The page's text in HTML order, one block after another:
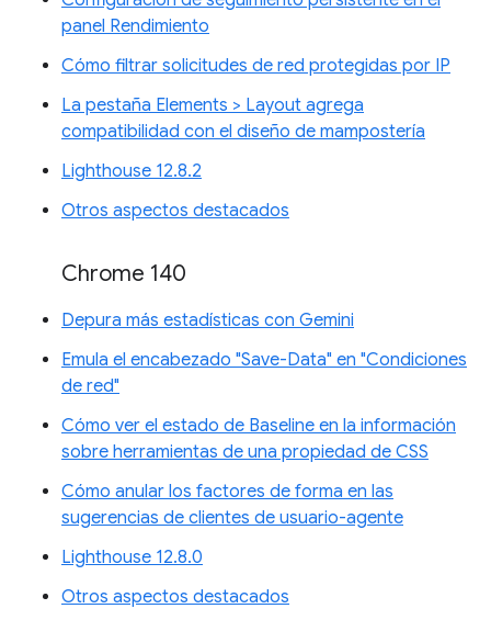
panel Rendimiento
Cómo filtrar solicitudes de red protegidas por IP
La pestaña Elements > Layout agrega
compatibilidad con el diseño de mampostería
Lighthouse 12.8.2
Otros aspectos destacados
Chrome 140
Depura más estadísticas con Gemini
Emula el encabezado "Save-Data" en "Condiciones
de red"
Cómo ver el estado de Baseline en la información
sobre herramientas de una propiedad de CSS
Cómo anular los factores de forma en las
sugerencias de clientes de usuario-agente
Lighthouse 12.8.0
Otros aspectos destacados